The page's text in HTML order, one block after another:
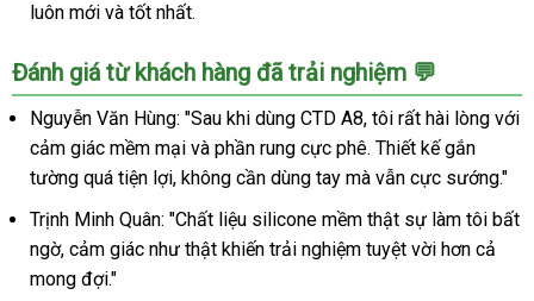
luôn mới và tốt nhất.
Đánh giá từ khách hàng đã trải nghiệm 💬
Nguyễn Văn Hùng: "Sau khi dùng CTD A8, tôi rất hài lòng với
cảm giác mềm mại và phần rung cực phê. Thiết kế gắn
tường quá tiện lợi, không cần dùng tay mà vẫn cực sướng."
Trịnh Minh Quân: "Chất liệu silicone mềm thật sự làm tôi bất
ngờ, cảm giác như thật khiến trải nghiệm tuyệt vời hơn cả
mong đợi."